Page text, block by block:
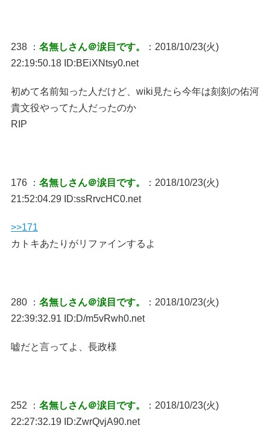
238 ： 名無しさん＠涙目です。
：2018/10/23(火)
22:19:50.18 ID:BEiXNtsy0.net
初めて名前知った人だけど、wiki見たら今年は刻刻の佑河
貴文役やってた人だったのか
RIP
176 ： 名無しさん＠涙目です。
：2018/10/23(火)
21:52:04.29 ID:ssRrvcHC0.net
>>171
カトキあたりがリファインするよ
280 ： 名無しさん＠涙目です。
：2018/10/23(火)
22:39:32.91 ID:D/m5vRwh0.net
嘘だと言ってよ、長政様
252 ： 名無しさん＠涙目です。
：2018/10/23(火)
22:27:32.19 ID:ZwrQvjA90.net